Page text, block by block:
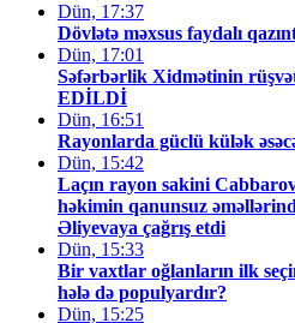
Dün, 17:37
Dövlətə məxsus faydalı
Dün, 17:01
Səfərbərlik Xidmətinin
EDİLDİ
Dün, 16:51
Rayonlarda güclü külək
Dün, 15:42
Laçın rayon sakini
həkimin qanunsuz
Əliyevaya çağrış etdi
Dün, 15:33
Bir vaxtlar oğlanların ilk
hələ də populyardır?
Dün, 15:25